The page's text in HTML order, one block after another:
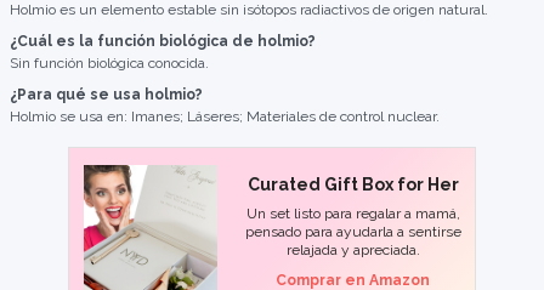
Holmio es un elemento estable sin isótopos radiactivos de origen natural.
¿Cuál es la función biológica de holmio?
Sin función biológica conocida.
¿Para qué se usa holmio?
Holmio se usa en: Imanes; Láseres; Materiales de control nuclear.
Curated Gift Box for Her
Un set listo para regalar a mamá,
pensado para ayudarla a sentirse
relajada y apreciada.
Comprar en Amazon